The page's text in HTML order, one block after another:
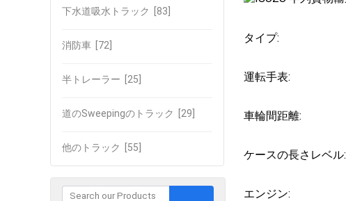
下水道吸水トラック [83]
消防車 [72]
半トレーラー [25]
道のSweepingのトラック [29]
他のトラック [55]
タイプ:
運転手表:
車輪間距離:
ケースの長さレベル:
エンジン: